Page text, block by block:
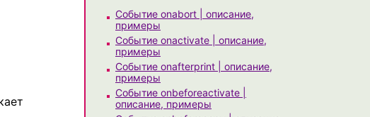
Событие onabort | описание,
примеры
Событие onactivate | описание,
примеры
Событие onafterprint | описание,
примеры
Событие onbeforeactivate |
описание, примеры